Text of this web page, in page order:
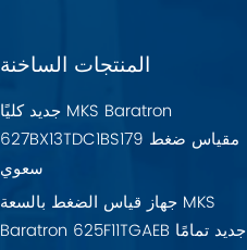
المنتجات الساخنة
جديد كليًا MKS Baratron
627BX13TDC1BS179 مقياس ضغط
سعوي
جهاز قياس الضغط بالسعة MKS
Baratron 625F11TGAEB جديد تمامًا